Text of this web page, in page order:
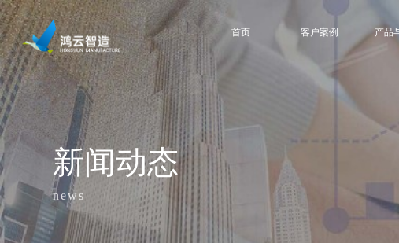
首页 客户案例 产品
新闻动态
news